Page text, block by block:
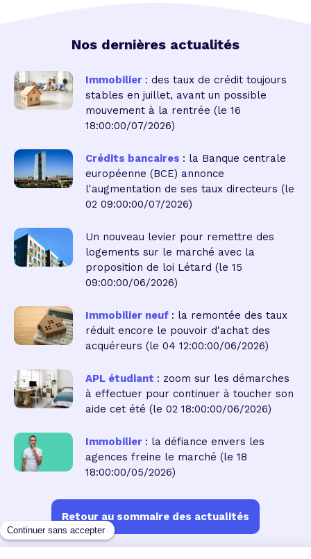
Nos dernières actualités
Immobilier : des taux de crédit toujours
stables en juillet, avant un possible
mouvement à la rentrée (le 16
18:00:00/07/2026)
Crédits bancaires : la Banque centrale
européenne (BCE) annonce
l'augmentation de ses taux directeurs (le
02 09:00:00/07/2026)
Un nouveau levier pour remettre des
logements sur le marché avec la
proposition de loi Létard (le 15
09:00:00/06/2026)
Immobilier neuf : la remontée des taux
réduit encore le pouvoir d'achat des
acquéreurs (le 04 12:00:00/06/2026)
APL étudiant : zoom sur les démarches
à effectuer pour continuer à toucher son
aide cet été (le 02 18:00:00/06/2026)
Immobilier : la défiance envers les
agences freine le marché (le 18
18:00:00/05/2026)
Retour au sommaire des actualités